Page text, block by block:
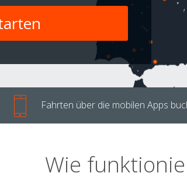
Fahrten über die mobilen Apps
Wie